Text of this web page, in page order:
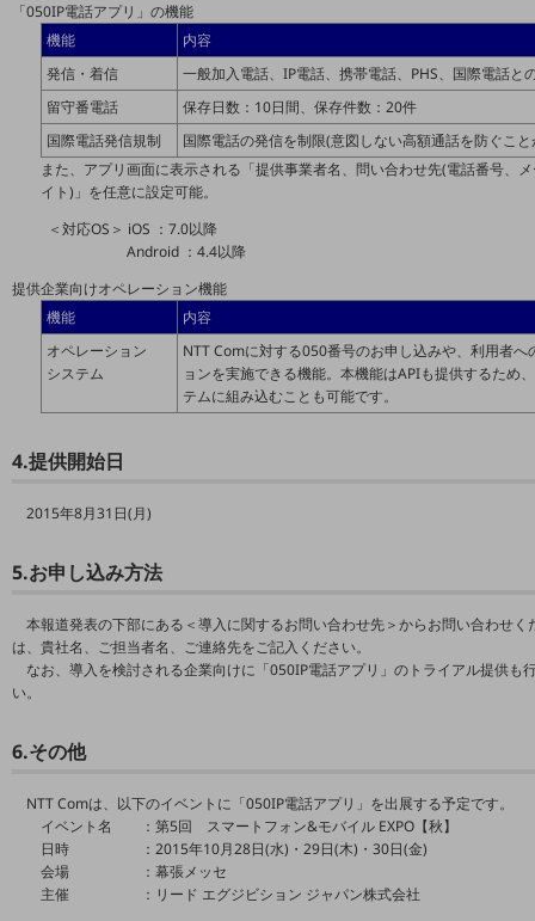
自治体
一次産業
医療・介護
モビリティ
製造・建設業
小売業
キーワードで探す
モバイルTOP
法人向けスマホ・携帯に関する、
製品
タフネススマートフォン
データ通信製品
ドコモケータイ
通信モジュール製品
衛星携帯電話
IOT完了済みメーカーブランド製品
料金TOP
「050IP電話アプリ」の機能
機能
内容
発信・着信
一般加入電話、IP電話、携帯電話、PHS、国際電話と
留守番電話
保存日数：10日間、保存件数：20件
国際電話発信規制
国際電話の発信を制限(意図しない高額通話を防ぐこ
また、アプリ画面に表示される「提供事業者名、問い合わせ先(電話番号、
イト)」を任意に設定可能。
＜対応OS＞ iOS ：7.0以降
Android ：4.4以降
提供企業向けオペレーション機能
機能
内容
オペレーション
システム
NTT Comに対する050番号のお申し込みや、利用者
ョンを実施できる機能。本機能はAPIも提供するため
テムに組み込むことも可能です。
4.提供開始日
2015年8月31日(月)
5.お申し込み方法
本報道発表の下部にある＜導入に関するお問い合わせ先＞からお問い合わせ
は、貴社名、ご担当者名、ご連絡先をご記入ください。
なお、導入を検討される企業向けに「050IP電話アプリ」のトライアル提供も
い。
6.その他
NTT Comは、以下のイベントに「050IP電話アプリ」を出展する予定です。
イベント名
：第5回 スマートフォン&モバイル EXPO【秋】
日時
：2015年10月28日(水)・29日(木)・30日(金)
会場
：幕張メッセ
主催
：リード エグジビション ジャパン株式会社